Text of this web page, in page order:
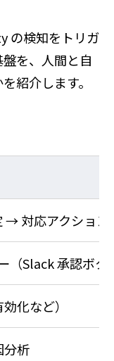
の検知をトリガ
を、人間と自
紹介します。
対応アクション
（Slack 承認ボ
化など）
分析